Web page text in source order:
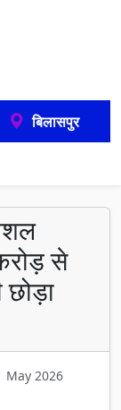
बिलासपुर
से
छोड़ा
May 2026